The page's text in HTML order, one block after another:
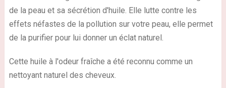
de la peau et sa sécrétion d'huile. Elle lutte contre les
effets néfastes de la pollution sur votre peau, elle permet
de la purifier pour lui donner un éclat naturel.
Cette huile à l'odeur fraîche a été reconnu comme un
nettoyant naturel des cheveux.